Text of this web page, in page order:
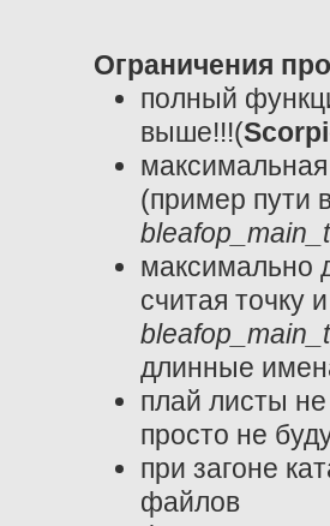
Ограничения
полный
выше!!!(
(пример пути
максимально
считая точку
длинные
плай листы
просто не
при загоне
файлов